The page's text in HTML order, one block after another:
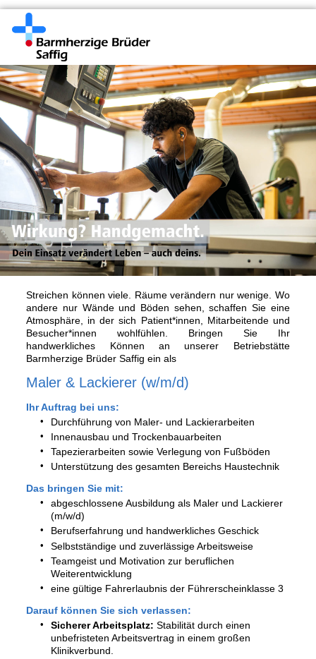
Streichen können viele. Räume verändern nur wenige. Wo
andere nur Wände und Böden sehen, schaffen Sie eine
Atmosphäre, in der sich Patient*innen, Mitarbeitende und
Besucher*innen wohlfühlen. Bringen Sie Ihr
handwerkliches Können an unserer Betriebstätte
Barmherzige Brüder Saffig ein als
Maler & Lackierer (w/m/d)
Ihr Auftrag bei uns:
Durchführung von Maler- und Lackierarbeiten
Innenausbau und Trockenbauarbeiten
Tapezierarbeiten sowie Verlegung von Fußböden
Unterstützung des gesamten Bereichs Haustechnik
Das bringen Sie mit:
abgeschlossene Ausbildung als Maler und Lackierer
(m/w/d)
Berufserfahrung und handwerkliches Geschick
Selbstständige und zuverlässige Arbeitsweise
Teamgeist und Motivation zur beruflichen
Weiterentwicklung
eine gültige Fahrerlaubnis der Führerscheinklasse 3
Darauf können Sie sich verlassen:
Sicherer Arbeitsplatz: Stabilität durch einen
unbefristeten Arbeitsvertrag in einem großen
Klinikverbund.